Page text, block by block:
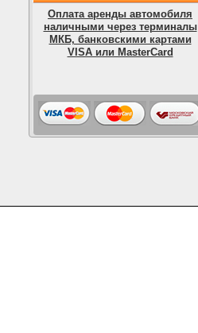
Оплата аренды автомобиля
наличными через терминалы
МКБ, банковскими картами
VISA или MasterCard